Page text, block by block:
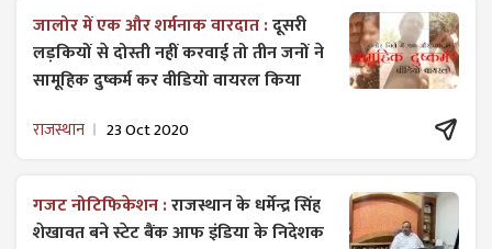
जालोर में एक और शर्मनाक वारदात :दूसरी
लड़कियों से दोस्ती नहीं करवाई तो तीन जनों ने
सामूहिक दुष्कर्म कर वीडियो वायरल किया
राजस्थान 23 Oct 2020
गजट ​नोटिफिकेशन :राजस्थान के धर्मेन्द्र सिंह
शेखावत बने स्टेट बैंक आफ इंडिया के निदेशक